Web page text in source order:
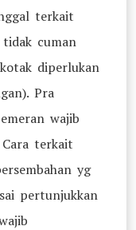
terkait
cuman
diperlukan
Pra
wajib
terkait
yg
pertunjukkan